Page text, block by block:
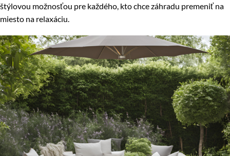
štýlovou možnosťou pre každého, kto chce záhradu premeniť na
miesto na relaxáciu.